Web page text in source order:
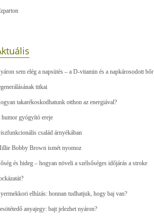
sem elég a napsütés – a D-vitamin és a napkárosodott bőr
titkai
takarékoskodhatunk otthon az energiával?
humor gyógyító ereje
család árnyékában
Bobby Brown ismét nyomoz
és hideg – hogyan növeli a szélsőséges időjárás a stroke
elhízás: honnan tudhatjuk, hogy baj van?
anyajegy: bajt jelezhet nyáron?